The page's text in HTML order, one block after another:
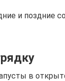
и поздние
в